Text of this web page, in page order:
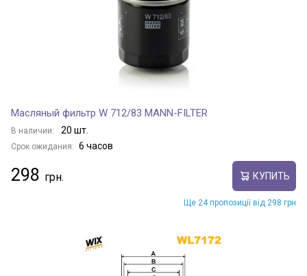
Масляный фильтр W 712/83 MANN-FILTER
В наличии: 20 шт.
Срок ожидания: 6 часов
298 КУПИТЬ
Ще 24 пропозиції від 298 грн